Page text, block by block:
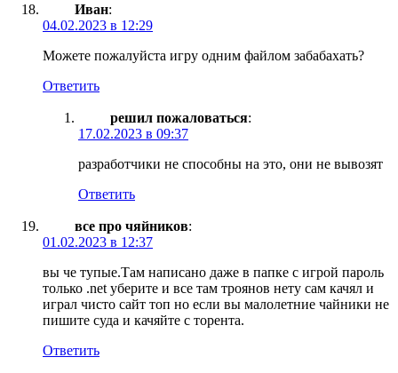
Иван:
04.02.2023 в 12:29
Можете пожалуйста игру одним файлом забабахать?
Ответить
решил пожаловаться:
17.02.2023 в 09:37
разработчики не способны на это, они не вывозят
Ответить
все про чяйников:
01.02.2023 в 12:37
вы че тупые.Там написано даже в папке с игрой пароль
только .net уберите и все там троянов нету сам качял и
играл чисто сайт топ но если вы малолетние чайники не
пишите суда и качяйте с торента.
Ответить